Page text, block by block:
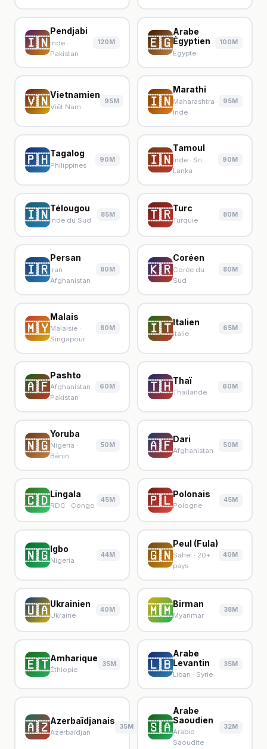
🇮🇳
Pendjabi
Inde ·
Pakistan
120M 🇪🇬
Arabe
Égyptien
Égypte
100M
🇻🇳Vietnamien
Viêt Nam
95M 🇮🇳
Marathi
Maharashtra ·
Inde
95M
🇵🇭Tagalog
Philippines
90M 🇮🇳
Tamoul
Inde · Sri
Lanka
90M
🇮🇳Télougou
Inde du Sud
85M 🇹🇷Turc
Turquie
80M
🇮🇷
Persan
Iran ·
Afghanistan
80M 🇰🇷
Coréen
Corée du
Sud
80M
🇲🇾
Malais
Malaisie ·
Singapour
80M 🇮🇹Italien
Italie
65M
🇦🇫
Pashto
Afghanistan ·
Pakistan
60M 🇹🇭Thaï
Thaïlande
60M
🇳🇬
Yoruba
Nigeria ·
Bénin
50M 🇦🇫Dari
Afghanistan
50M
🇨🇩Lingala
RDC · Congo
45M 🇵🇱Polonais
Pologne
45M
🇳🇬Igbo
Nigeria
44M 🇬🇳
Peul (Fula)
Sahel · 20+
pays
40M
🇺🇦Ukrainien
Ukraine
40M 🇲🇲Birman
Myanmar
38M
🇪🇹Amharique
Éthiopie
35M 🇱🇧
Arabe
Levantin
Liban · Syrie
35M
🇦🇿Azerbaïdjanais
Azerbaïdjan
35M 🇸🇦
Arabe
Saoudien
Arabie
Saoudite
32M